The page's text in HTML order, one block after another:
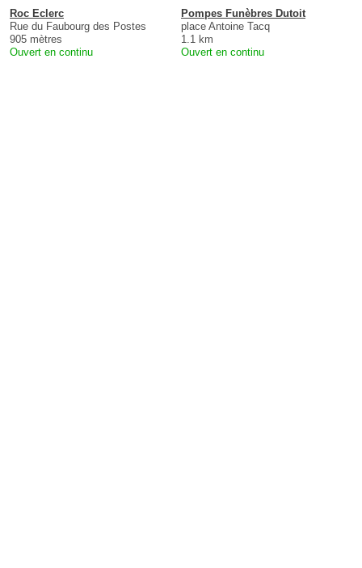
Roc Eclerc
Rue du Faubourg des Postes
905 mètres
Ouvert en continu
Pompes Funèbres Dutoit
place Antoine Tacq
1.1 km
Ouvert en continu